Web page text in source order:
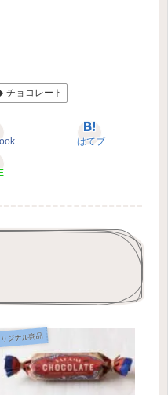
チョコレート
はてブ
ジナル商品